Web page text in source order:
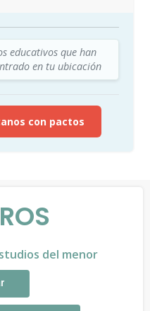
educativos que han
en tu ubicación
con pactos
del menor